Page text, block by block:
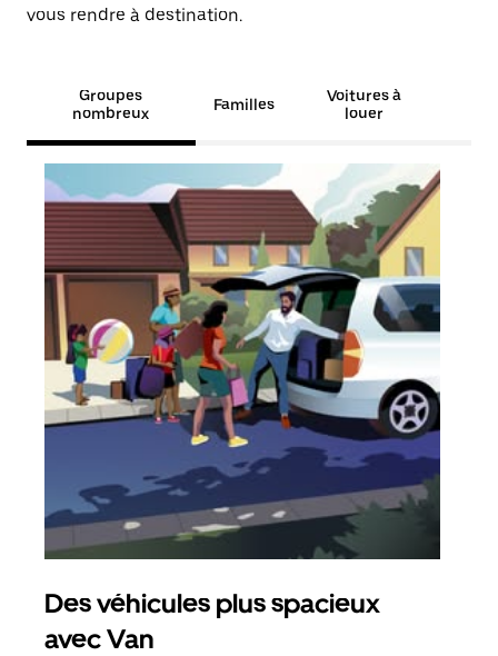
vous rendre à destination.
Groupes
nombreux
Familles
Voitures à
louer
Des véhicules plus spacieux
avec Van